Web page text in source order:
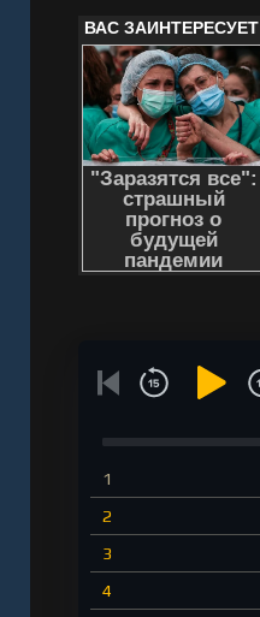
карьеров - Антон
без регистрации -
1
2
3
4